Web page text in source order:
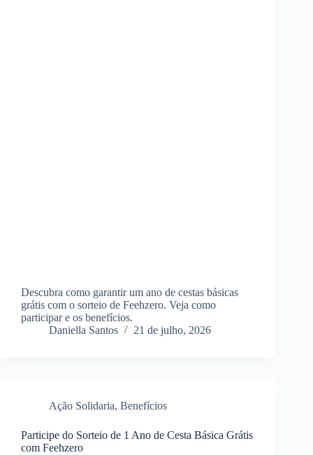
Descubra como garantir um ano de cestas básicas
grátis com o sorteio de Feehzero. Veja como
participar e os benefícios.
Daniella Santos
21 de julho, 2026
Ação Solidaria, Benefícios
Participe do Sorteio de 1 Ano de Cesta Básica Grátis
com Feehzero